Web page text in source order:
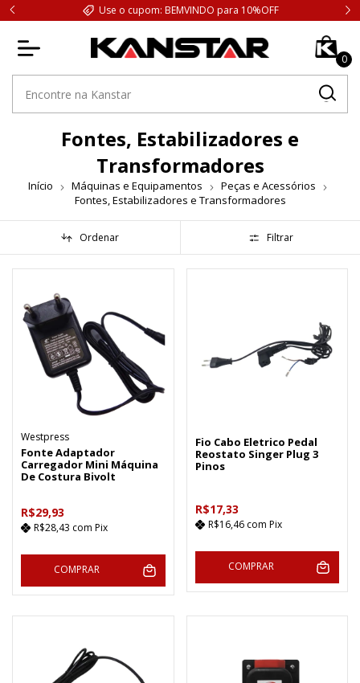
BEMVINDO para 10%OFF FRETE GRÁTIS. Compras
0
Fontes, Estabilizadores e
Transformadores
Início Máquinas e Equipamentos
Peças e Acessórios
Fontes, Estabilizadores e Transformadores
Ordenar Filtrar
Westpress
Fonte Adaptador
Carregador Mini Máquina
De Costura Bivolt
R$29,93
R$28,43 com Pix
COMPRAR
Fio Cabo Eletrico Pedal
Reostato Singer Plug 3
Pinos
R$17,33
R$16,46 com Pix
COMPRAR